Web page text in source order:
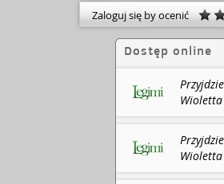
to Przyjdzie pogoda na szczęście jest
się nie mylisz. [nota wydawcy]
Zaloguj się by ocenić
Dostęp online
Legimi,